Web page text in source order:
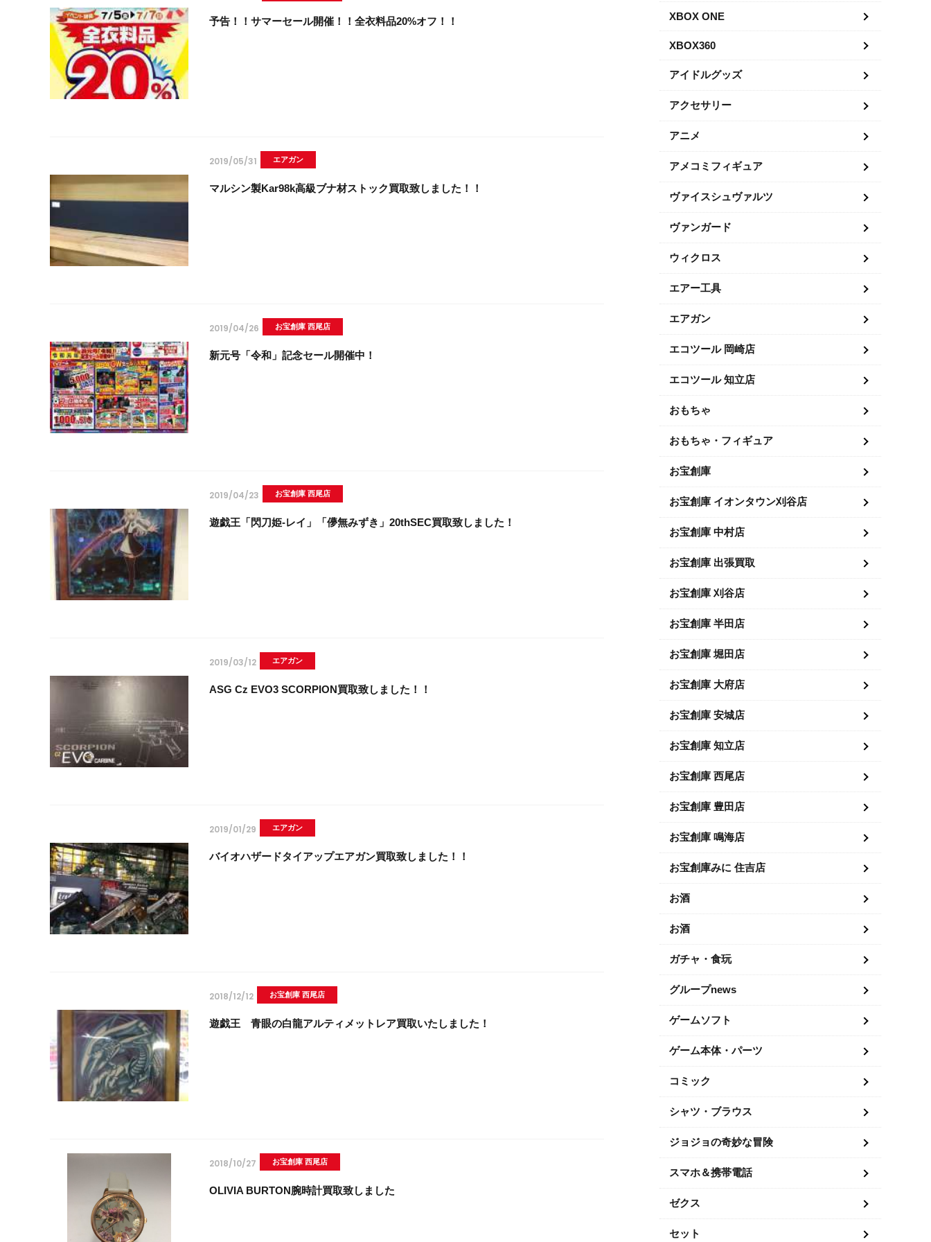
予告！！サマーセール開催！！全衣料品20%オフ！！
2019/05/31 エアガン
マルシン製Kar98k高級ブナ材ストック買取致しました！！
2019/04/26 お宝創庫 西尾店
新元号「令和」記念セール開催中！
2019/04/23 お宝創庫 西尾店
遊戯王「閃刀姫-レイ」「儚無みずき」20thSEC買取致しました！
2019/03/12 エアガン
ASG Cz EVO3 SCORPION買取致しました！！
2019/01/29 エアガン
バイオハザードタイアップエアガン買取致しました！！
2018/12/12 お宝創庫 西尾店
遊戯王 青眼の白龍アルティメットレア買取いたしました！
2018/10/27 お宝創庫 西尾店
OLIVIA BURTON腕時計買取致しました
XBOX ONE
XBOX360
アイドルグッズ
アクセサリー
アニメ
アメコミフィギュア
ヴァイスシュヴァルツ
ヴァンガード
ウィクロス
エアー工具
エアガン
エコツール 岡崎店
エコツール 知立店
おもちゃ
おもちゃ・フィギュア
お宝創庫
お宝創庫 イオンタウン刈谷店
お宝創庫 中村店
お宝創庫 出張買取
お宝創庫 刈谷店
お宝創庫 半田店
お宝創庫 堀田店
お宝創庫 大府店
お宝創庫 安城店
お宝創庫 知立店
お宝創庫 西尾店
お宝創庫 豊田店
お宝創庫 鳴海店
お宝創庫みに 住吉店
お酒
お酒
ガチャ・食玩
グループnews
ゲームソフト
ゲーム本体・パーツ
コミック
シャツ・ブラウス
ジョジョの奇妙な冒険
スマホ＆携帯電話
ゼクス
セット